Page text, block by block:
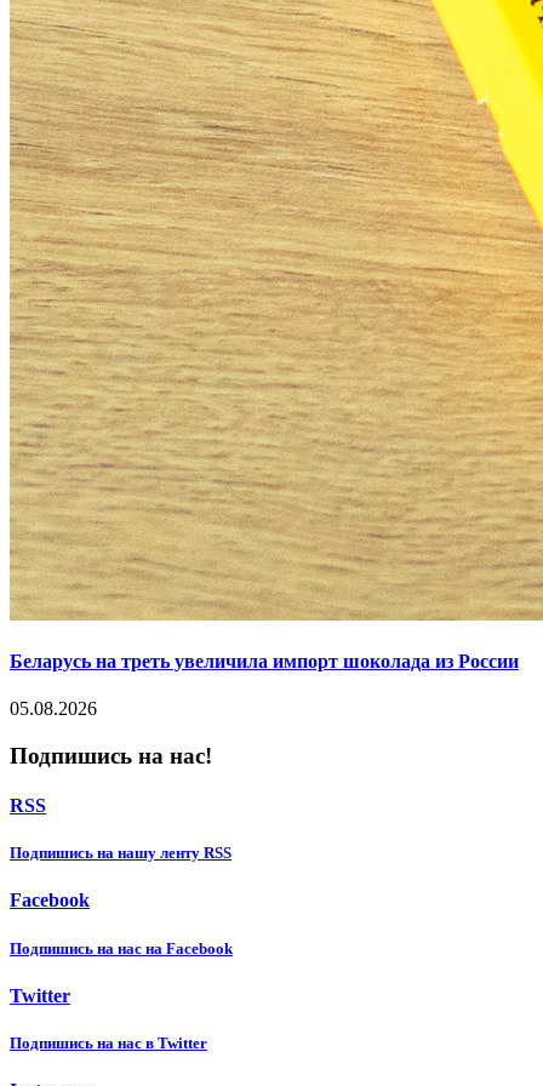
Беларусь на треть увеличила импорт шоколада из России
05.08.2026
Подпишись на нас!
RSS
Подпишиcь на нашу ленту RSS
Facebook
Подпишиcь на нас на Facebook
Twitter
Подпишиcь на нас в Twitter